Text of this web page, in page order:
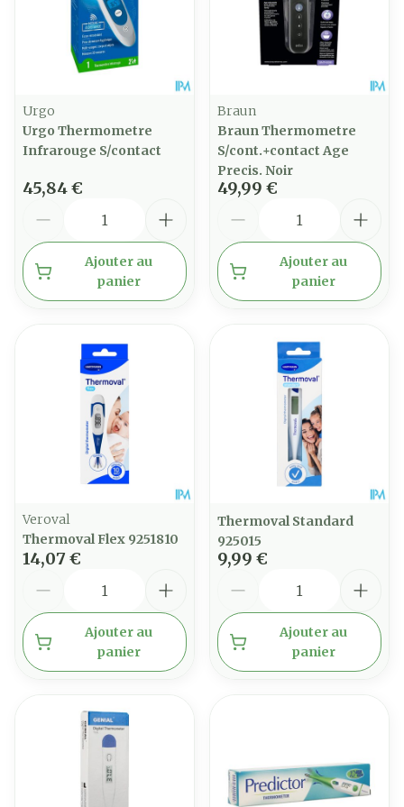
Urgo
Urgo Thermometre
Infrarouge S/contact
45,84 €
Ajouter au
panier
Braun
Braun Thermometre
S/cont.+contact Age
Precis. Noir
49,99 €
Ajouter au
panier
Veroval
Thermoval Flex 9251810
14,07 €
Ajouter au
panier
Thermoval Standard
925015
9,99 €
Ajouter au
panier